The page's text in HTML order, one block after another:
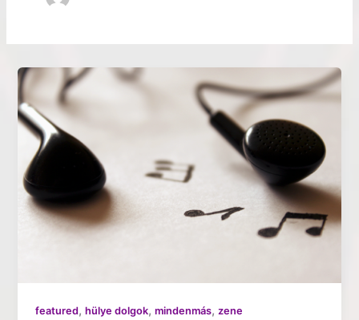
featured,hülye dolgok,mindenmás,zene